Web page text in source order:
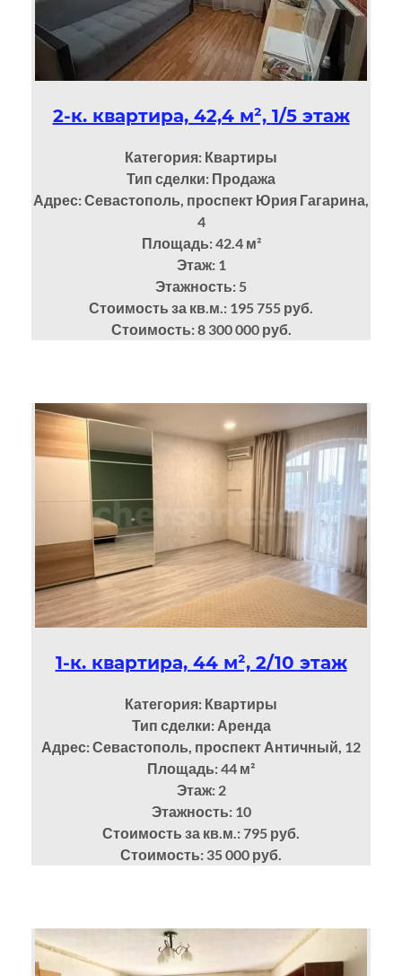
2-к. квартира, 42,4 м², 1/5 этаж
Категория: Квартиры
Тип сделки: Продажа
Адрес: Севастополь, проспект Юрия Гагарина,
4
Площадь: 42.4м²
Этаж: 1
Этажность: 5
Стоимость за кв.м.: 195 755 руб.
Стоимость: 8 300 000 руб.
1-к. квартира, 44 м², 2/10 этаж
Категория: Квартиры
Тип сделки: Аренда
Адрес: Севастополь, проспект Античный, 12
Площадь: 44 м²
Этаж: 2
Этажность: 10
Стоимость за кв.м.: 795 руб.
Стоимость: 35 000 руб.